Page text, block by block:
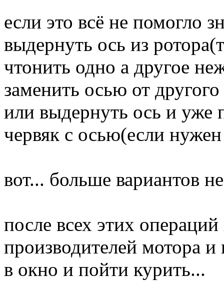
если это всё не помогло
выдернуть ось из
чтонить одно а другое
заменить осью от
или выдернуть ось и уже
червяк с осью(если
вот... больше вариантов
после всех этих
производителей мотора
в окно и пойти курить...